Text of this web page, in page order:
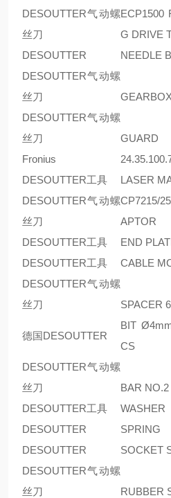
DESOUTTER气动螺
丝刀
ECP1500
G DRIVE
DESOUTTER
NEEDLE
DESOUTTER气动螺
丝刀
DESOUTTER气动螺
丝刀
GUARD
Fronius
DESOUTTER工具
LASER
DESOUTTER气动螺
丝刀
CP7215/
APTOR
DESOUTTER工具
END
DESOUTTER工具
CABLE
DESOUTTER气动螺
丝刀
SPACER
德国DESOUTTER
BIT
CS
DESOUTTER气动螺
丝刀
BAR NO.2
DESOUTTER工具
WASHER
DESOUTTER
SPRING
DESOUTTER
SOCKET
DESOUTTER气动螺
丝刀
RUBBER